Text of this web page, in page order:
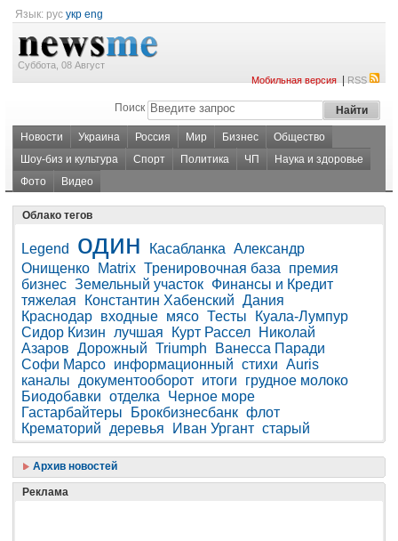
Язык: рус укр eng
Суббота, 08 Август
Мобильная версия|RSS
Поиск
Новости Украина Россия Мир Бизнес
Общество
Шоу-биз и культура
Спорт Политика ЧП
Наука и здоровье
Фото
Видео
Облако тегов
Legend один Касабланка Александр
Онищенко
Matrix Тренировочная база
премия
бизнес Земельный участок Финансы и Кредит
тяжелая
Константин Хабенский Дания
Краснодар входные мясо Тесты
Куала-Лумпур
Сидор Кизин
лучшая Курт Рассел
Николай
Азаров Дорожный Triumph
Ванесса Паради
Софи Марсо информационный стихи Auris
каналы
документооборот итоги
грудное молоко
Биодобавки отделка
Черное море
Гастарбайтеры
Брокбизнесбанк флот
Крематорий
деревья Иван Ургант старый
Архив новостей
Реклама